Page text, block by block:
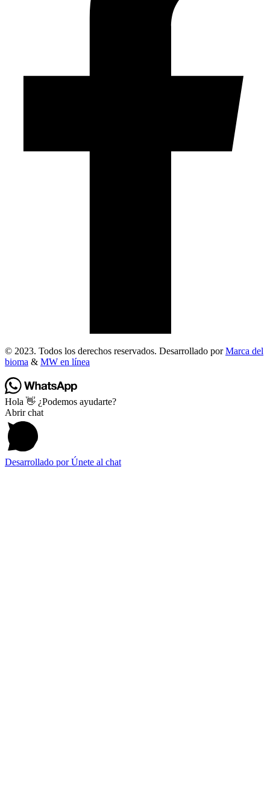
© 2023. Todos los derechos reservados. Desarrollado porMarca del
bioma & MW en línea
Hola 👋 ¿Podemos ayudarte?
Abrir chat
Desarrollado porÚnete al chat